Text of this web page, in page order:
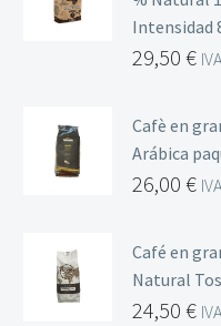
Intensidad
29,50 €
Cafè en
Arábica
26,00 €
Café en
Natural
24,50 €